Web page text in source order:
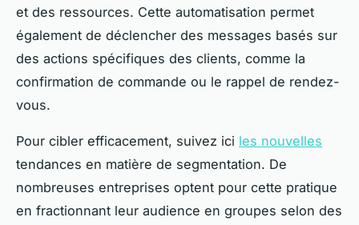
et des ressources. Cette automatisation permet
également de déclencher des messages basés sur
des actions spécifiques des clients, comme la
confirmation de commande ou le rappel de rendez-
vous.
Pour cibler efficacement, suivez ici les nouvelles
tendances en matière de segmentation. De
nombreuses entreprises optent pour cette pratique
en fractionnant leur audience en groupes selon des